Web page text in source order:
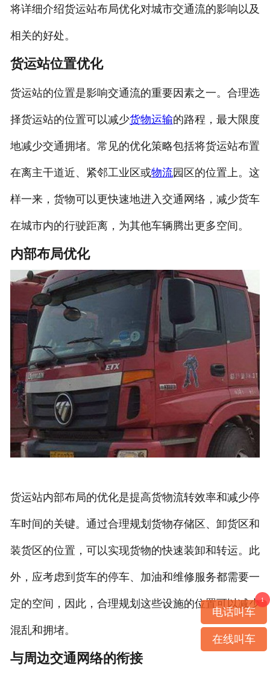
将详细介绍货运站布局优化对城市交通流的影响以及
相关的好处。
货运站位置优化
货运站的位置是影响交通流的重要因素之一。合理选
择货运站的位置可以减少货物运输的路程，最大限度
地减少交通拥堵。常见的优化策略包括将货运站布置
在离主干道近、紧邻工业区或物流园区的位置上。这
样一来，货物可以更快速地进入交通网络，减少货车
在城市内的行驶距离，为其他车辆腾出更多空间。
内部布局优化
货运站内部布局的优化是提高货物流转效率和减少停
车时间的关键。通过合理规划货物存储区、卸货区和
装货区的位置，可以实现货物的快速装卸和转运。此
外，应考虑到货车的停车、加油和维修服务都需要一
定的空间，因此，合理规划这些设施的位置可以减少
混乱和拥堵。
与周边交通网络的衔接
电话叫车
1
在线叫车